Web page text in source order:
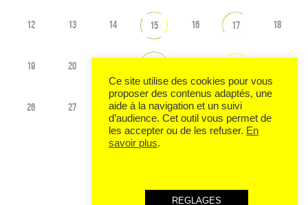
12 13 14 15 16 17 18
19 20
26 27 28 29 30 31
Ce site utilise des cookies pour vous
proposer des contenus adaptés, une
aide à la navigation et un suivi
d’audience. Cet outil vous permet de
les accepter ou de les refuser. En
savoir plus.
REGLAGES